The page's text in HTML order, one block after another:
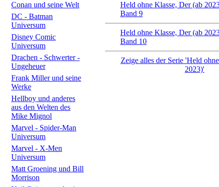
Conan und seine Welt
DC - Batman
Universum
Disney Comic
Universum
Drachen - Schwerter -
Ungeheuer
Frank Miller und seine
Werke
Hellboy und anderes
aus den Welten des
Mike Mignol
Marvel - Spider-Man
Universum
Marvel - X-Men
Universum
Matt Groening und Bill
Morrison
Held ohne Klasse, Der (ab
Band 9
Held ohne Klasse, Der (ab
Band 10
Zeige alles der Serie 'Held
2023)'